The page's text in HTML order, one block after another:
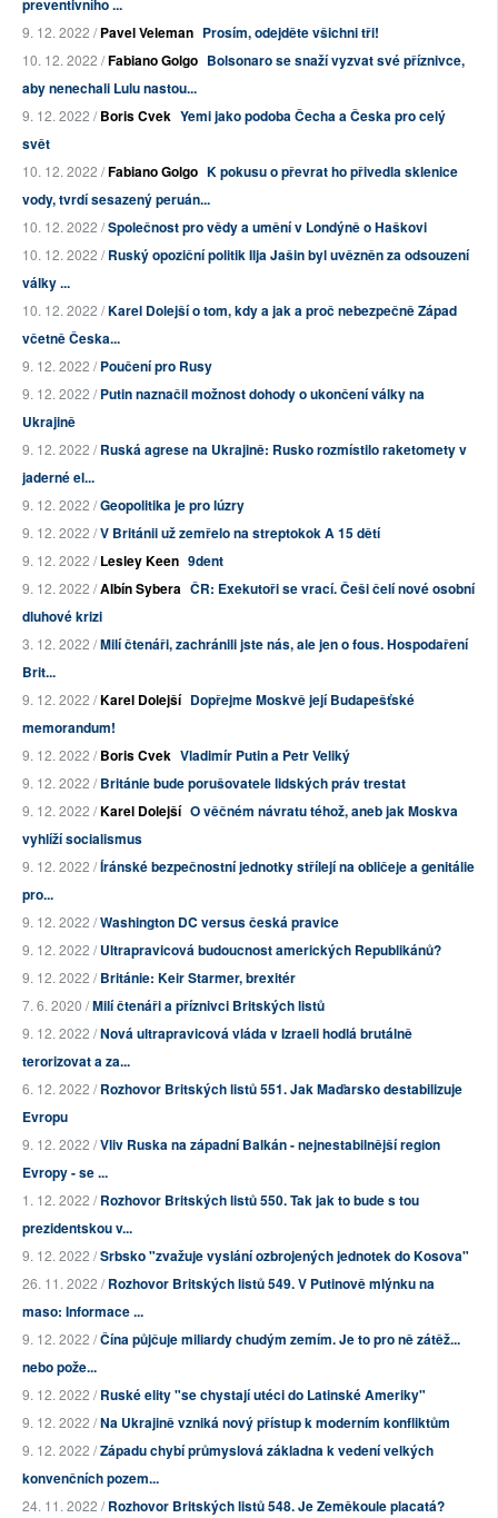
preventivního ...
9. 12. 2022 /Pavel Veleman Prosím, odejděte všichni tři!
10. 12. 2022 /Fabiano Golgo Bolsonaro se snaží vyzvat své příznivce,
aby nenechali Lulu nastou...
9. 12. 2022 /Boris Cvek Yemi jako podoba Čecha a Česka pro celý
svět
10. 12. 2022 /Fabiano Golgo K pokusu o převrat ho přivedla sklenice
vody, tvrdí sesazený peruán...
10. 12. 2022 /Společnost pro vědy a umění v Londýně o Haškovi
10. 12. 2022 /Ruský opoziční politik Ilja Jašin byl uvězněn za odsouzení
války ...
10. 12. 2022 /Karel Dolejší o tom, kdy a jak a proč nebezpečně Západ
včetně Česka...
9. 12. 2022 /Poučení pro Rusy
9. 12. 2022 /Putin naznačil možnost dohody o ukončení války na
Ukrajině
9. 12. 2022 /Ruská agrese na Ukrajině: Rusko rozmístilo raketomety v
jaderné el...
9. 12. 2022 /Geopolitika je pro lúzry
9. 12. 2022 /V Británii už zemřelo na streptokok A 15 dětí
9. 12. 2022 /Lesley Keen 9dent
9. 12. 2022 /Albín Sybera ČR: Exekutoři se vrací. Češi čelí nové osobní
dluhové krizi
3. 12. 2022 /Milí čtenáři, zachránili jste nás, ale jen o fous. Hospodaření
Brit...
9. 12. 2022 /Karel Dolejší Dopřejme Moskvě její Budapešťské
memorandum!
9. 12. 2022 /Boris Cvek Vladimír Putin a Petr Veliký
9. 12. 2022 /Británie bude porušovatele lidských práv trestat
9. 12. 2022 /Karel Dolejší O věčném návratu téhož, aneb jak Moskva
vyhlíží socialismus
9. 12. 2022 /Íránské bezpečnostní jednotky střílejí na obličeje a genitálie
pro...
9. 12. 2022 /Washington DC versus česká pravice
9. 12. 2022 /Ultrapravicová budoucnost amerických Republikánů?
9. 12. 2022 /Británie: Keir Starmer, brexitér
7. 6. 2020 /Milí čtenáři a příznivci Britských listů
9. 12. 2022 /Nová ultrapravicová vláda v Izraeli hodlá brutálně
terorizovat a za...
6. 12. 2022 /Rozhovor Britských listů 551. Jak Maďarsko destabilizuje
Evropu
9. 12. 2022 /Vliv Ruska na západní Balkán - nejnestabilnější region
Evropy - se ...
1. 12. 2022 /Rozhovor Britských listů 550. Tak jak to bude s tou
prezidentskou v...
9. 12. 2022 /Srbsko "zvažuje vyslání ozbrojených jednotek do Kosova"
26. 11. 2022 /Rozhovor Britských listů 549. V Putinově mlýnku na
maso: Informace ...
9. 12. 2022 /Čína půjčuje miliardy chudým zemím. Je to pro ně zátěž...
nebo pože...
9. 12. 2022 /Ruské elity "se chystají utéci do Latinské Ameriky"
9. 12. 2022 /Na Ukrajině vzniká nový přístup k moderním konfliktům
9. 12. 2022 /Západu chybí průmyslová základna k vedení velkých
konvenčních pozem...
24. 11. 2022 /Rozhovor Britských listů 548. Je Zeměkoule placatá?